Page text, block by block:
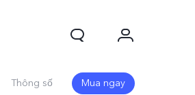
Thông số Mua ngay